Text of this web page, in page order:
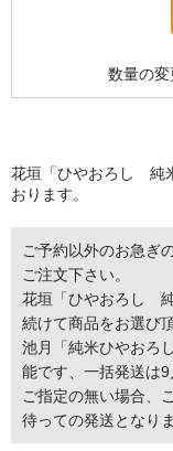
数量の
花垣「ひやおろし 純
おります。
ご予約以外のお急ぎ
ご注文下さい。
花垣「ひやおろし 純
続けて商品をお選び
池月「純米ひやおろ
能です、一括発送は9
ご指定の無い場合、
待っての発送となりま